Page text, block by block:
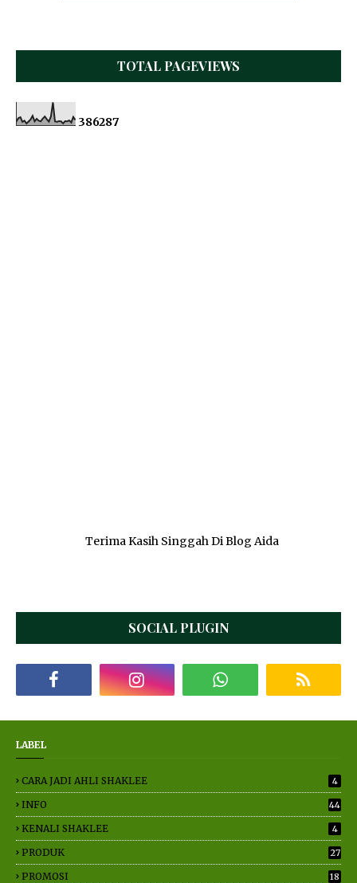
TOTAL PAGEVIEWS
386287
Terima Kasih Singgah Di Blog Aida
SOCIAL PLUGIN
LABEL
CARA JADI AHLI SHAKLEE 4
INFO 44
KENALI SHAKLEE 4
PRODUK 27
PROMOSI 18